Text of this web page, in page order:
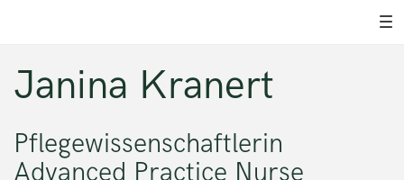
Janina Kranert
Pflegewissenschaftlerin
Advanced Practice Nurse